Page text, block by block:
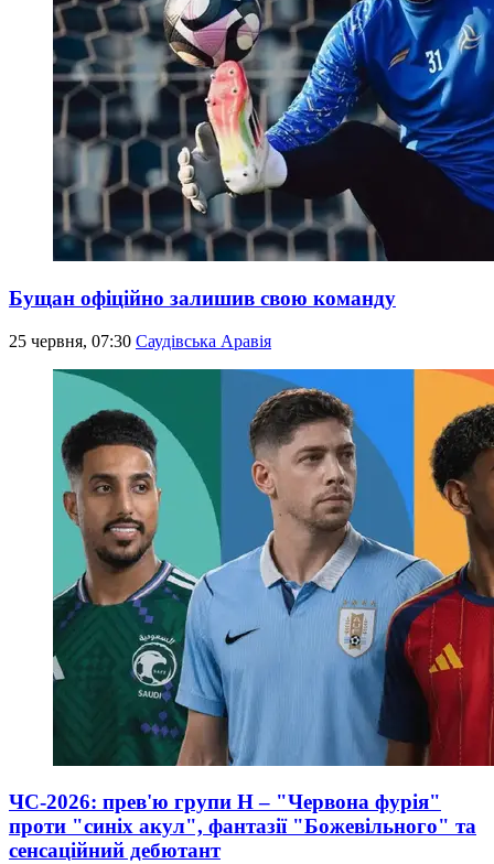
Бущан офіційно залишив свою команду
25 червня, 07:30 Саудівська Аравія
ЧС-2026: прев'ю групи Н – "Червона фурія"
проти "синіх акул", фантазії "Божевільного" та
сенсаційний дебютант